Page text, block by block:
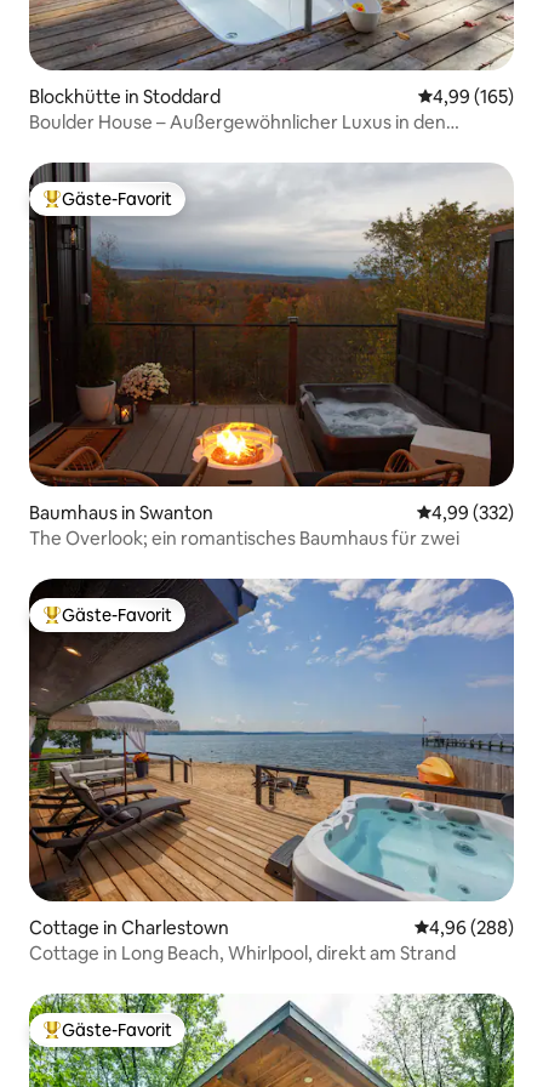
Blockhütte in Stoddard
4,99 (165)
Boulder House – Außergewöhnlicher Luxus in den
Beliebter Gäste-Favorit.
Gäste-Favorit
Baumhaus in Swanton
4,99 (332)
The Overlook; ein romantisches Baumhaus für zwei
Beliebter Gäste-Favorit.
Gäste-Favorit
Cottage in Charlestown
4,96 (288)
Cottage in Long Beach, Whirlpool, direkt am Strand
Beliebter Gäste-Favorit.
Gäste-Favorit